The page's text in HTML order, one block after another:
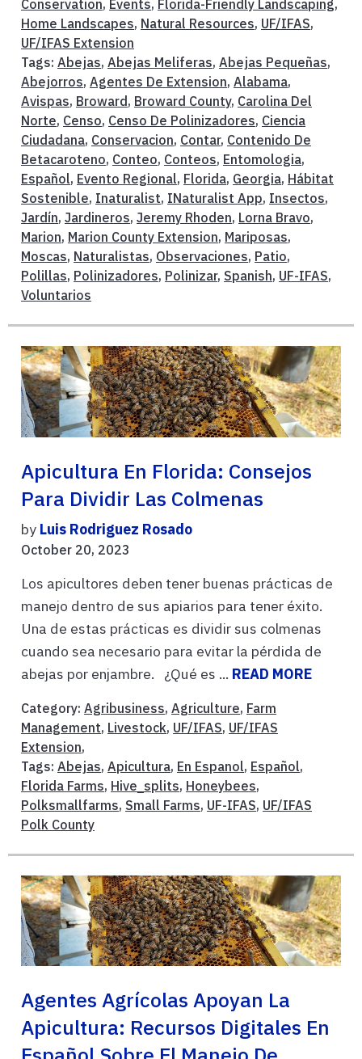
Conservation, Events, Florida-Friendly Landscaping,
Home Landscapes, Natural Resources, UF/IFAS,
UF/IFAS Extension
Tags: Abejas, Abejas Meliferas, Abejas Pequeñas,
Abejorros, Agentes De Extension, Alabama,
Avispas, Broward, Broward County, Carolina Del
Norte, Censo, Censo De Polinizadores, Ciencia
Ciudadana, Conservacion, Contar, Contenido De
Betacaroteno, Conteo, Conteos, Entomologia,
Español, Evento Regional, Florida, Georgia, Hábitat
Sostenible, Inaturalist, INaturalist App, Insectos,
Jardín, Jardineros, Jeremy Rhoden, Lorna Bravo,
Marion, Marion County Extension, Mariposas,
Moscas, Naturalistas, Observaciones, Patio,
Polillas, Polinizadores, Polinizar, Spanish, UF-IFAS,
Voluntarios
Apicultura En Florida: Consejos
Para Dividir Las Colmenas
by Luis Rodriguez Rosado
October 20, 2023
Los apicultores deben tener buenas prácticas de
manejo dentro de sus apiarios para tener éxito.
Una de estas prácticas es dividir sus colmenas
cuando sea necesario para evitar la pérdida de
abejas por enjambre. ¿Qué es ... READ MORE
Category: Agribusiness, Agriculture, Farm
Management, Livestock, UF/IFAS, UF/IFAS
Extension,
Tags: Abejas, Apicultura, En Espanol, Español,
Florida Farms, Hive_splits, Honeybees,
Polksmallfarms, Small Farms, UF-IFAS, UF/IFAS
Polk County
Agentes Agrícolas Apoyan La
Apicultura: Recursos Digitales En